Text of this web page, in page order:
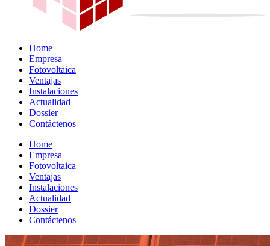
Home
Empresa
Fotovoltaica
Ventajas
Instalaciones
Actualidad
Dossier
Contáctenos
Home
Empresa
Fotovoltaica
Ventajas
Instalaciones
Actualidad
Dossier
Contáctenos